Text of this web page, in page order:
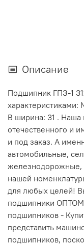
Описание
Подшипник ГПЗ-1
характеристиками:
В ширина: 31 . Наша
отечественного и
и под заказ. А
автомобильные,
железнодорожные,
нашей
для любых целей!
подшипники
подшипников -
представить
подшипников,